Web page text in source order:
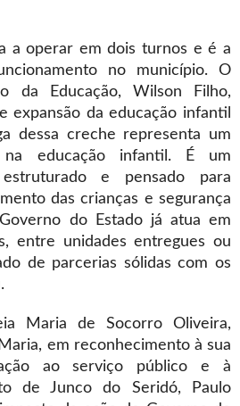
a operar em dois turnos e é a
no município. O
da Educação, Wilson Filho,
expansão da educação infantil
dessa creche representa um
na educação infantil. É um
e pensado para
das crianças e segurança
do Estado já atua em
entre unidades entregues ou
de parcerias sólidas com os
Maria de Socorro Oliveira,
em reconhecimento à sua
ao serviço público e à
de Junco do Seridó, Paulo